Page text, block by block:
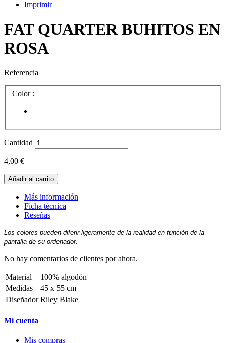
Imprimir
FAT QUARTER BUHITOS EN
ROSA
Referencia
Color :
Cantidad
4,00 €
Añadir al carrito
Más información
Ficha técnica
Reseñas
Los colores pueden diferir ligeramente de la realidad en función de la
pantalla de su ordenador.
No hay comentarios de clientes por ahora.
Material
100% algodón
Medidas
45 x 55 cm
Diseñador Riley Blake
Mi cuenta
Mis compras